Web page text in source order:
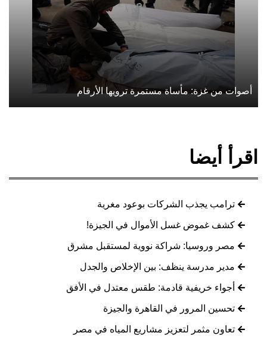
أصوات من غزة: مأساة مستمرة ترويها الأرقام
اقرأ أيضا
ترامب يجذب الشركات بوعود مغرية
كشف غموض غسل الأموال في الجيزة!
مصر وروسيا: شراكة نووية لمستقبل مشرق
مدير مدرسة ينظف: بين الإخلاص والجدل
أجواء خريفية قادمة: طقس معتدل في الأفق
تحسين المرور في القاهرة والجيزة
تعاون مثمر لتعزيز مشاريع المياه في مصر